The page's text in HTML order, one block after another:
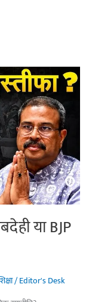
या BJP
/Editor's Desk